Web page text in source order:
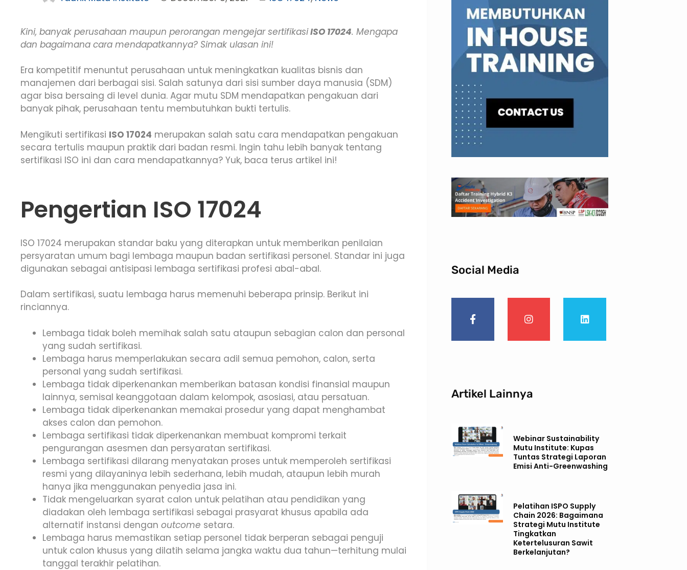
Kini, banyak perusahaan maupun perorangan mengejar sertifikasiISO 17024. Mengapa
dan bagaimana cara mendapatkannya? Simak ulasan ini!
Era kompetitif menuntut perusahaan untuk meningkatkan kualitas bisnis dan
manajemen dari berbagai sisi. Salah satunya dari sisi sumber daya manusia (SDM)
agar bisa bersaing di level dunia. Agar mutu SDM mendapatkan pengakuan dari
banyak pihak, perusahaan tentu membutuhkan bukti tertulis.
Mengikuti sertifikasi ISO 17024 merupakan salah satu cara mendapatkan pengakuan
secara tertulis maupun praktik dari badan resmi. Ingin tahu lebih banyak tentang
sertifikasi ISO ini dan cara mendapatkannya? Yuk, baca terus artikel ini!
Pengertian ISO 17024
ISO 17024 merupakan standar baku yang diterapkan untuk memberikan penilaian
persyaratan umum bagi lembaga maupun badan sertifikasi personel. Standar ini juga
digunakan sebagai antisipasi lembaga sertifikasi profesi abal-abal.
Dalam sertifikasi, suatu lembaga harus memenuhi beberapa prinsip. Berikut ini
rinciannya.
Lembaga tidak boleh memihak salah satu ataupun sebagian calon dan personal
yang sudah sertifikasi.
Lembaga harus memperlakukan secara adil semua pemohon, calon, serta
personal yang sudah sertifikasi.
Lembaga tidak diperkenankan memberikan batasan kondisi finansial maupun
lainnya, semisal keanggotaan dalam kelompok, asosiasi, atau persatuan.
Lembaga tidak diperkenankan memakai prosedur yang dapat menghambat
akses calon dan pemohon.
Lembaga sertifikasi tidak diperkenankan membuat kompromi terkait
pengurangan asesmen dan persyaratan sertifikasi.
Lembaga sertifikasi dilarang menyatakan proses untuk memperoleh sertifikasi
resmi yang dilayaninya lebih sederhana, lebih mudah, ataupun lebih murah
hanya jika menggunakan penyedia jasa ini.
Tidak mengeluarkan syarat calon untuk pelatihan atau pendidikan yang
diadakan oleh lembaga sertifikasi sebagai prasyarat khusus apabila ada
alternatif instansi dengan outcome setara.
Lembaga harus memastikan setiap personel tidak berperan sebagai penguji
untuk calon khusus yang dilatih selama jangka waktu dua tahun—terhitung mulai
tanggal terakhir pelatihan.
Social Media
Artikel Lainnya
Webinar Sustainability
Mutu Institute: Kupas
Tuntas Strategi Laporan
Emisi Anti-Greenwashing
Pelatihan ISPO Supply
Chain 2026: Bagaimana
Strategi Mutu Institute
Tingkatkan
Ketertelusuran Sawit
Berkelanjutan?